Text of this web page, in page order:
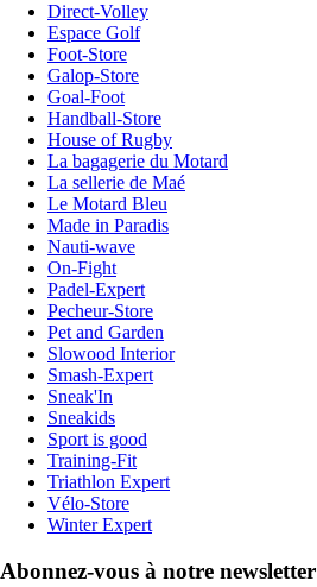
Direct-Volley
Espace Golf
Foot-Store
Galop-Store
Goal-Foot
Handball-Store
House of Rugby
La bagagerie du Motard
La sellerie de Maé
Le Motard Bleu
Made in Paradis
Nauti-wave
On-Fight
Padel-Expert
Pecheur-Store
Pet and Garden
Slowood Interior
Smash-Expert
Sneak'In
Sneakids
Sport is good
Training-Fit
Triathlon Expert
Vélo-Store
Winter Expert
Abonnez-vous à notre newsletter